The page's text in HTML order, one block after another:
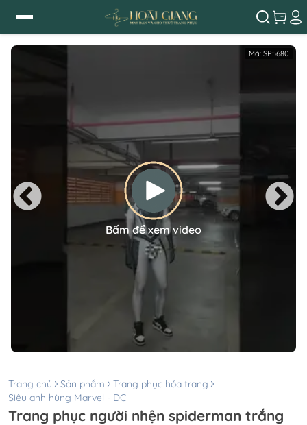
Mã: SP5680
Bấm để xem video
Trang chủ Sản phẩm
Trang phục hóa trang
Siêu anh hùng Marvel - DC
Trang phục người nhện spiderman trắng